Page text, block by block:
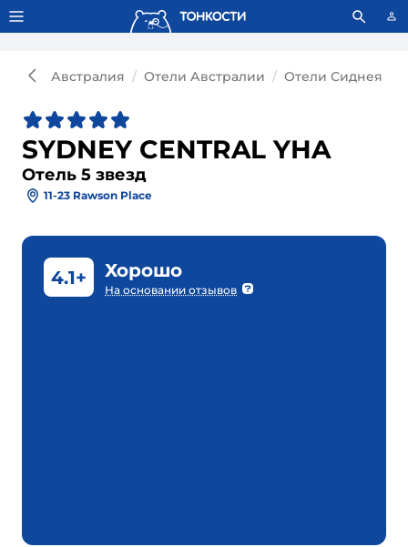
Тонкости используют сookie-файлы. Что это значит?
Австралия Отели Австралии Отели Сиднея
SYDNEY CENTRAL YHA
Отель 5 звезд
11-23 Rawson Place
4.1+ Хорошо
На основании отзывов